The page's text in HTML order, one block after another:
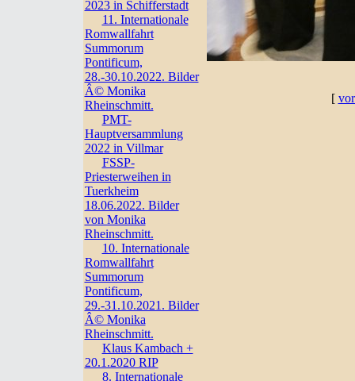
2023 in Schifferstadt
11. Internationale
Romwallfahrt
Summorum
Pontificum,
28.-30.10.2022. Bilder
Â© Monika
Rheinschmitt.
PMT-
Hauptversammlung
2022 in Villmar
FSSP-
Priesterweihen in
Tuerkheim
18.06.2022. Bilder
von Monika
Rheinschmitt.
10. Internationale
Romwallfahrt
Summorum
Pontificum,
29.-31.10.2021. Bilder
Â© Monika
Rheinschmitt.
Klaus Kambach +
20.1.2020 RIP
8. Internationale
[